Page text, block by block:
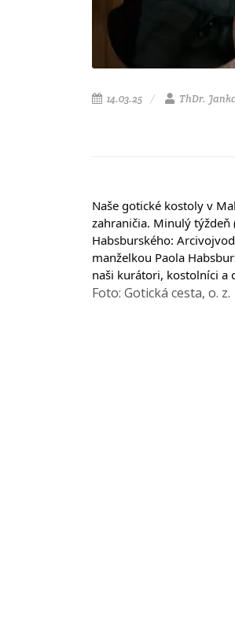
14.03.25 ThDr.
Naše gotické kostoly v
zahraničia. Minulý týždeň
Habsburského:
manželkou Paola
naši kurátori, kostolníci a
Foto: Gotická cesta, o. z.